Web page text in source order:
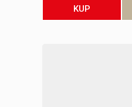
KUP